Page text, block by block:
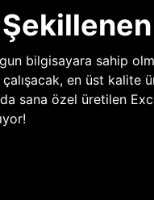
bilgisayara sahip
en üst kalite
sana özel üretilen